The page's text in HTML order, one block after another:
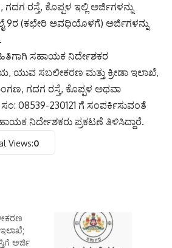
ಗದಗ ರಸ್ತೆ, ಕೊಪ್ಪಳ ಇಲ್ಲಿ ಅರ್ಜಿಗಳನ್ನು
9ರ (ಕಛೇರಿ ಅವಧಿಯೊಳಗೆ) ಅರ್ಜಿಗಳನ್ನು
ಸಹಾಯಕ ನಿರ್ದೇಶಕರ
ಯುವ ಸಬಲೀಕರಣ ಮತ್ತು ಕ್ರೀಡಾ ಇಲಾಖೆ,
ಗದಗ ರಸ್ತೆ, ಕೊಪ್ಪಳ ಅಥವಾ
08539-230121 ಗೆ ಸಂಪರ್ಕಿಸುವಂತೆ
ನಿರ್ದೇಶಕರು ಪ್ರಕಟಣೆ ತಿಳಿಸಿದ್ದಾರೆ.
Views:0
ಇಲಾಖೆ;
ಅರ್ಜಿ